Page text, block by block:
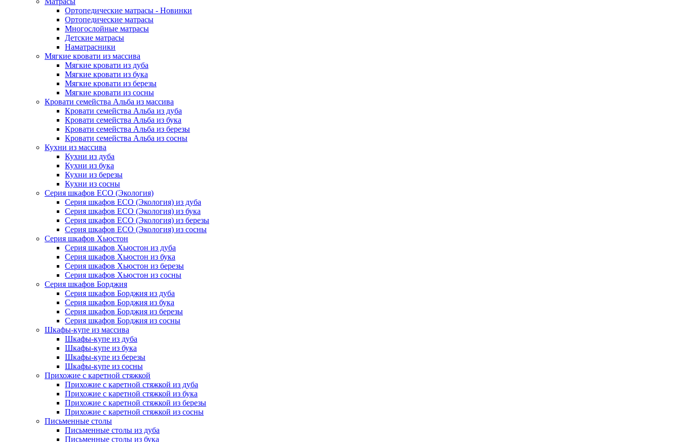
Ортопедические матрасы - Новинки
Ортопедические матрасы
Многослойные матрасы
Детские матрасы
Наматрасники
Мягкие кровати из массива
Мягкие кровати из дуба
Мягкие кровати из бука
Мягкие кровати из березы
Мягкие кровати из сосны
Кровати семейства Альба из массива
Кровати семейства Альба из дуба
Кровати семейства Альба из бука
Кровати семейства Альба из березы
Кровати семейства Альба из сосны
Кухни из массива
Кухни из дуба
Кухни из бука
Кухни из березы
Кухни из сосны
Серия шкафов ECO (Экология)
Серия шкафов ECO (Экология) из дуба
Серия шкафов ECO (Экология) из бука
Серия шкафов ECO (Экология) из березы
Серия шкафов ECO (Экология) из сосны
Серия шкафов Хьюстон
Серия шкафов Хьюстон из дуба
Серия шкафов Хьюстон из бука
Серия шкафов Хьюстон из березы
Серия шкафов Хьюстон из сосны
Серия шкафов Борджия
Серия шкафов Борджия из дуба
Серия шкафов Борджия из бука
Серия шкафов Борджия из березы
Серия шкафов Борджия из сосны
Шкафы-купе из массива
Шкафы-купе из дуба
Шкафы-купе из бука
Шкафы-купе из березы
Шкафы-купе из сосны
Прихожие с каретной стяжкой
Прихожие с каретной стяжкой из дуба
Прихожие с каретной стяжкой из бука
Прихожие с каретной стяжкой из березы
Прихожие с каретной стяжкой из сосны
Письменные столы
Письменные столы из дуба
Письменные столы из бука